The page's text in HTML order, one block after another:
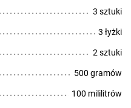
3 sztuki
3 łyżki
2 sztuki
500 gramów
100 mililitrów